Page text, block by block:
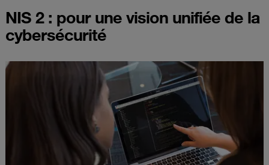
NIS 2 : pour une vision unifiée de la
cybersécurité